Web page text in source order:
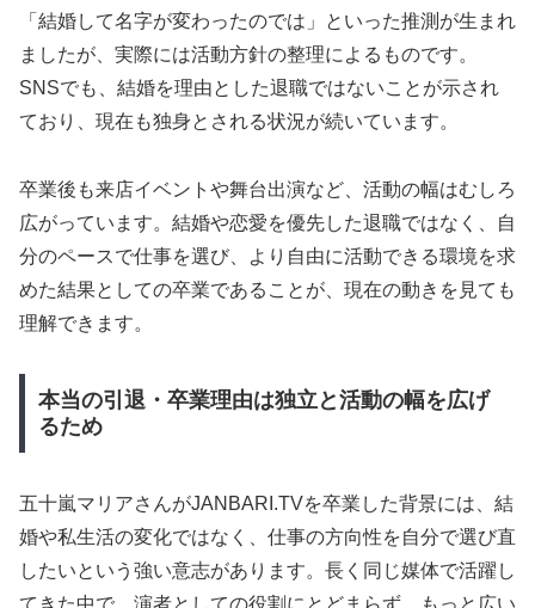
「結婚して名字が変わったのでは」といった推測が生まれ
ましたが、実際には活動方針の整理によるものです。
SNSでも、結婚を理由とした退職ではないことが示され
ており、現在も独身とされる状況が続いています。
卒業後も来店イベントや舞台出演など、活動の幅はむしろ
広がっています。結婚や恋愛を優先した退職ではなく、自
分のペースで仕事を選び、より自由に活動できる環境を求
めた結果としての卒業であることが、現在の動きを見ても
理解できます。
本当の引退・卒業理由は独立と活動の幅を広げ
るため
五十嵐マリアさんがJANBARI.TVを卒業した背景には、結
婚や私生活の変化ではなく、仕事の方向性を自分で選び直
したいという強い意志があります。長く同じ媒体で活躍し